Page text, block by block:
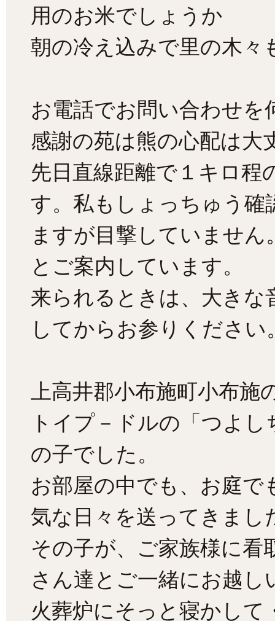
用のお米でしょうか
朝の冷え込みで里の木々
お電話でお問い合わせを
感謝の苑は熊の心配は大
先日直線距離で１キロ程
す。私もしょっちゅう確
ますが目撃していませ
とご案内しています。
来られるときは、大きな
してからお参りください
上高井郡小布施町小布
トイプ－ドルの「つよ
の子でした。
お部屋の中でも、お庭で
気な日々を送ってきまし
その子が、ご家族様に看
さん達とご一緒にお越し
火葬炉にそっと寝かして